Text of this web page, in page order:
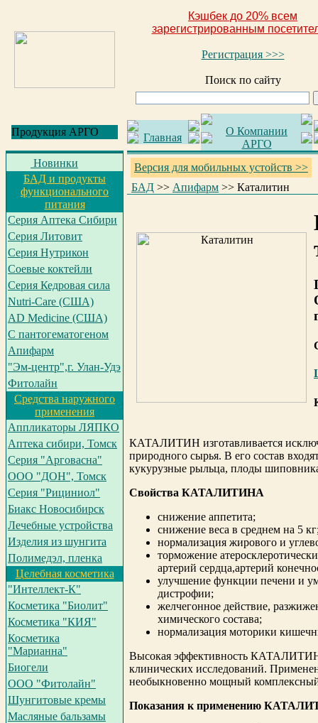
Кэшбек до 20% всем
зарегистрированным
Регистрация >>>
Поиск по сайту
Продукция АРГО Главная
О Компании
АРГО
Новинки
БАД и продукты
функционального
питания
Серия Аптека Сибири
Серия Литовит
Серия Нутрикон
Соевые коктейли
Серия Кедровая сила
Nutri-Care (США)
AD Medicine (США)
С пантогематогеном
Апифарм
"Эм-центр",г. Улан-Удэ
Фитолайн
Средства наружного
применения
Аппликаторы ЛЯПКО
Аптека сибири, Томск
Серия "Арговасна"
ООО "ДОН", Томск
Серия "Рициниол"
Биакс Новосибирск
Лечебные устройства
Изделия из шунгита
Полимедэл, пленка
Целебная косметика
"Интеллект-К"
Косметика "Биолит"
Косметика "КИЯ"
Косметика
"Марианна"
Биогели
ООО "Фитолайн"
Шунгитовые кремы
Масляные бальзамы
Версия для мобильных устойств >>
БАД >> Апифарм >> Каталитин
КАТАЛИТИН изготавливается
природного сырья. В его состав
кукурузные рыльца, плоды
Свойства КАТАЛИТИНА
снижение аппетита;
снижение веса в среднем на 5
нормализация жирового и
торможение
артерий сердца,артерий
улучшение функции печени и
дистрофии;
желчегонное действие,
химического состава;
нормализация моторики
Высокая эффективность
клинических исследований.
необыкновенно мощный
Показания к применению